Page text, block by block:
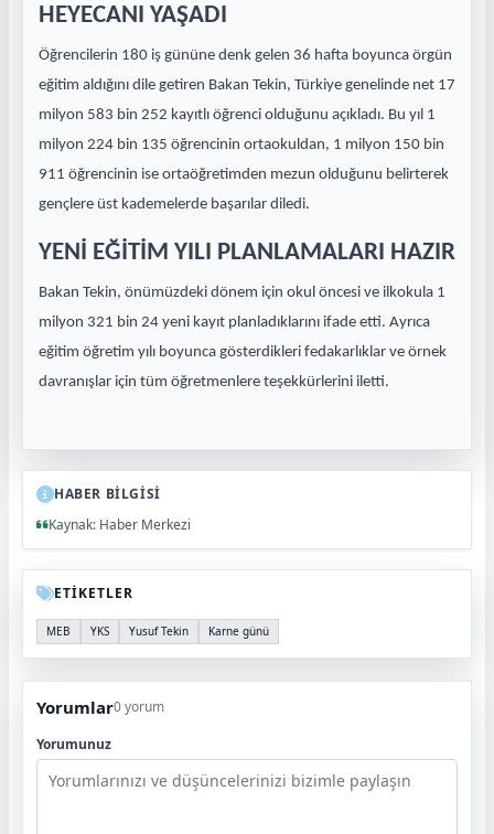
HEYECANI YAŞADI
Öğrencilerin 180 iş gününe denk gelen 36 hafta boyunca örgün
eğitim aldığını dile getiren Bakan Tekin, Türkiye genelinde net 17
milyon 583 bin 252 kayıtlı öğrenci olduğunu açıkladı. Bu yıl 1
milyon 224 bin 135 öğrencinin ortaokuldan, 1 milyon 150 bin
911 öğrencinin ise ortaöğretimden mezun olduğunu belirterek
gençlere üst kademelerde başarılar diledi.
YENİ EĞİTİM YILI PLANLAMALARI HAZIR
Bakan Tekin, önümüzdeki dönem için okul öncesi ve ilkokula 1
milyon 321 bin 24 yeni kayıt planladıklarını ifade etti. Ayrıca
eğitim öğretim yılı boyunca gösterdikleri fedakarlıklar ve örnek
davranışlar için tüm öğretmenlere teşekkürlerini iletti.
HABER BİLGİSİ
Kaynak: Haber Merkezi
ETİKETLER
MEB YKS Yusuf Tekin Karne günü
Yorumlar0 yorum
Yorumunuz